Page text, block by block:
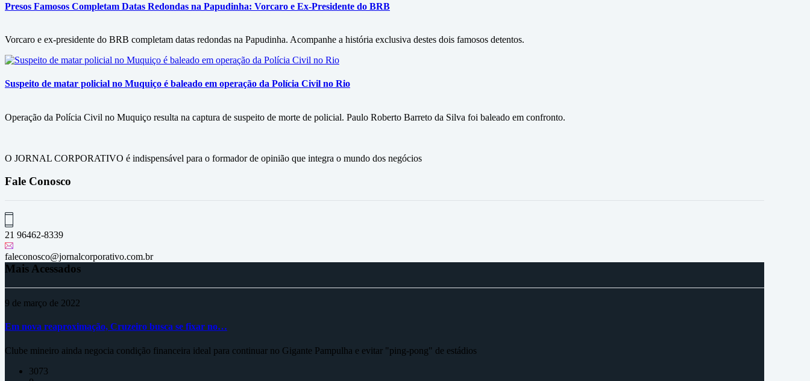
Presos Famosos Completam Datas Redondas na Papudinha: Vorcaro e Ex-Presidente do BRB
Vorcaro e ex-presidente do BRB completam datas redondas na Papudinha. Acompanhe a história exclusiva destes dois famosos detentos.
Suspeito de matar policial no Muquiço é baleado em operação da Polícia Civil no Rio
Operação da Polícia Civil no Muquiço resulta na captura de suspeito de morte de policial. Paulo Roberto Barreto da Silva foi baleado em confronto.
O JORNAL CORPORATIVO é indispensável para o formador de opinião que integra o mundo dos negócios
Fale Conosco
21 96462-8339
faleconosco@jornalcorporativo.com.br
Mais Acessados
9 de março de 2022
Em nova reaproximação, Cruzeiro busca se fixar no…
Clube mineiro ainda negocia condição financeira ideal para continuar no Gigante Pampulha e evitar "ping-pong" de estádios
3073